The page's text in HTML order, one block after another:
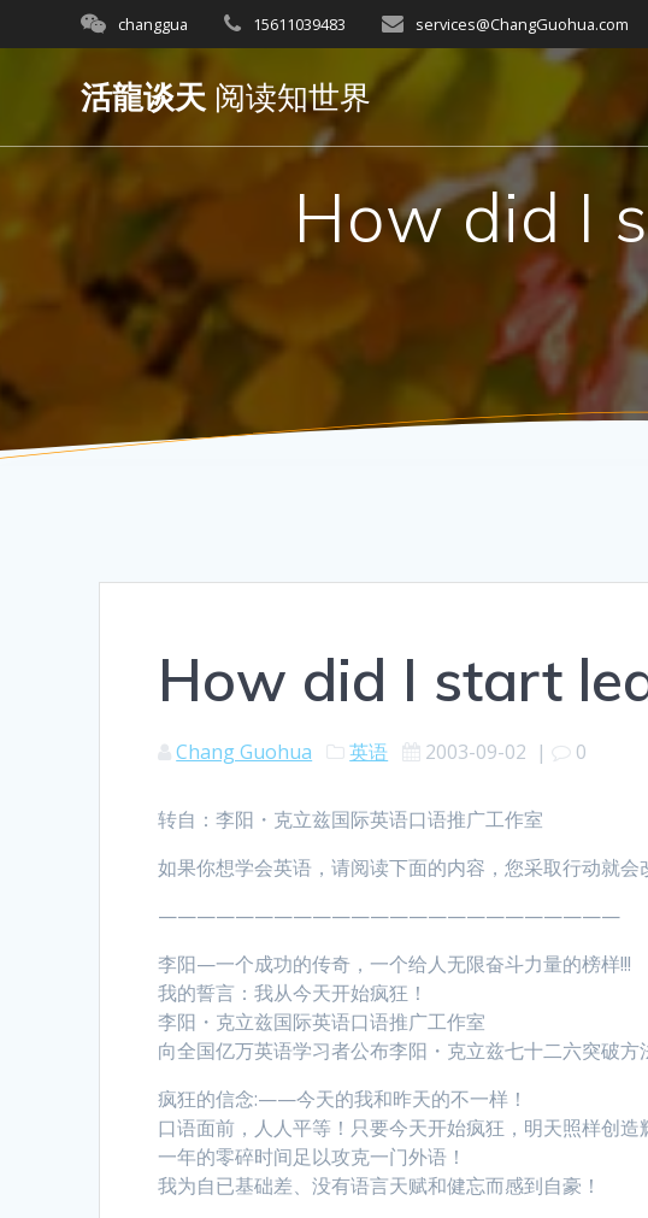
to
changgua 15611039483 services@ChangGuohua.com
活龍谈天阅读知世界
How did I
How did I start
Chang Guohua 英语 2003-09-02 | 0
转自：李阳・克立兹国际英语口语推广工作室
如果你想学会英语，请阅读下面的内容，您采取行动就会
————————————————————————
李阳—一个成功的传奇，一个给人无限奋斗力量的榜样!!!
我的誓言：我从今天开始疯狂！
李阳・克立兹国际英语口语推广工作室
向全国亿万英语学习者公布李阳・克立兹七十二六突破方
疯狂的信念:——今天的我和昨天的不一样！
口语面前，人人平等！只要今天开始疯狂，明天照样创造
一年的零碎时间足以攻克一门外语！
我为自已基础差、没有语言天赋和健忘而感到自豪！